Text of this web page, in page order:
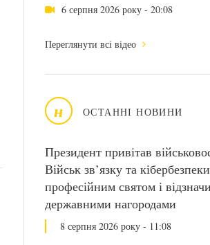
6 серпня 2026 року - 20:08
Переглянути всі відео
н ОСТАННІ НОВИНИ
Президент привітав
Військ зв’язку та
професійним святом і
державними нагородами
8 серпня 2026 року - 11:08